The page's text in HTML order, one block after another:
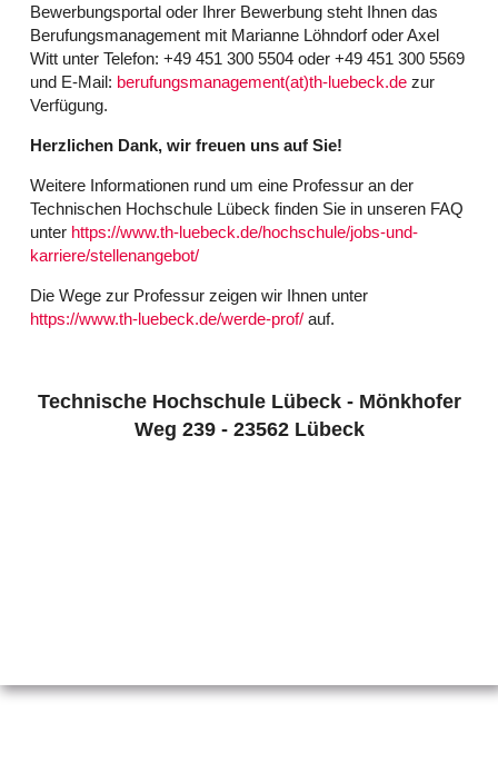
Bewerbungsportal oder Ihrer Bewerbung steht Ihnen das
Berufungsmanagement mit Marianne Löhndorf oder Axel
Witt unter Telefon: +49 451 300 5504 oder +49 451 300 5569
und E-Mail: berufungsmanagement(at)th-luebeck.dezur
Verfügung.
Herzlichen Dank, wir freuen uns auf Sie!
Weitere Informationen rund um eine Professur an der
Technischen Hochschule Lübeck finden Sie in unseren FAQ
unter https://www.th-luebeck.de/hochschule/jobs-und-
karriere/stellenangebot/
Die Wege zur Professur zeigen wir Ihnen unter
https://www.th-luebeck.de/werde-prof/auf.
Technische Hochschule Lübeck - Mönkhofer
Weg 239 - 23562 Lübeck